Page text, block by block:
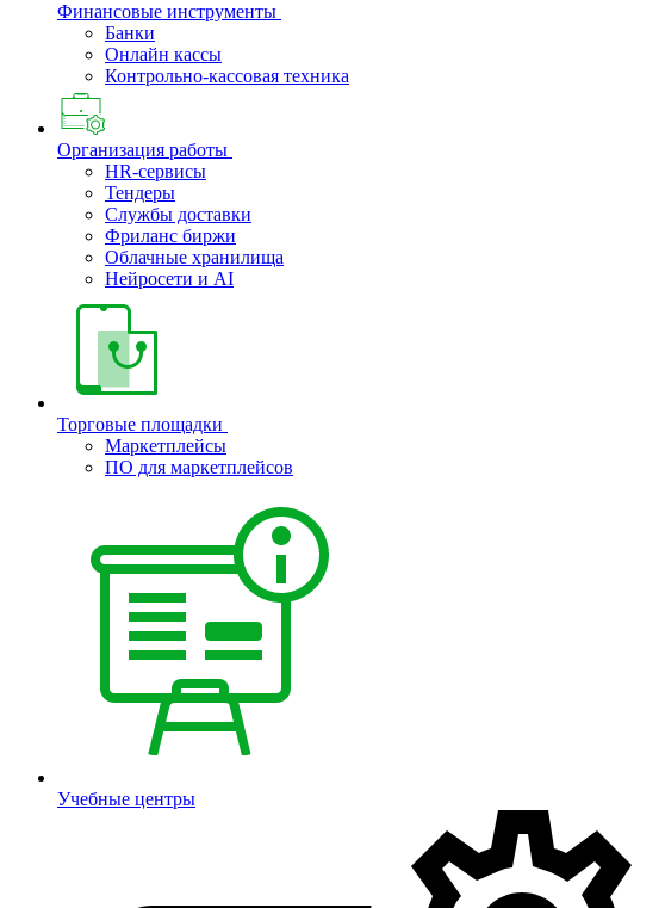
Финансовые инструменты
Банки
Онлайн кассы
Контрольно-кассовая техника
Организация работы
HR-сервисы
Тендеры
Службы доставки
Фриланс биржи
Облачные хранилища
Нейросети и AI
Торговые площадки
Маркетплейсы
ПО для маркетплейсов
Учебные центры